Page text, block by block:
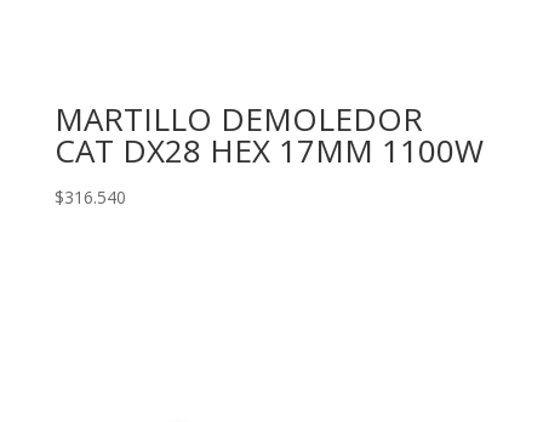
MARTILLO DEMOLEDOR
CAT DX28 HEX 17MM 1100W
$316.540